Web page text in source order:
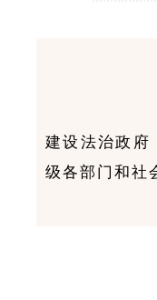
建设法治政府
级各部门和社